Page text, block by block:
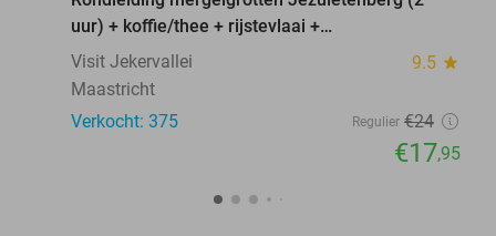
uur) + koffie/thee + rijstevlaai +
waxinelichthouder
Visit Jekervallei 9.5 star
Maastricht
Verkocht: 375
Regulier €24
€17,95